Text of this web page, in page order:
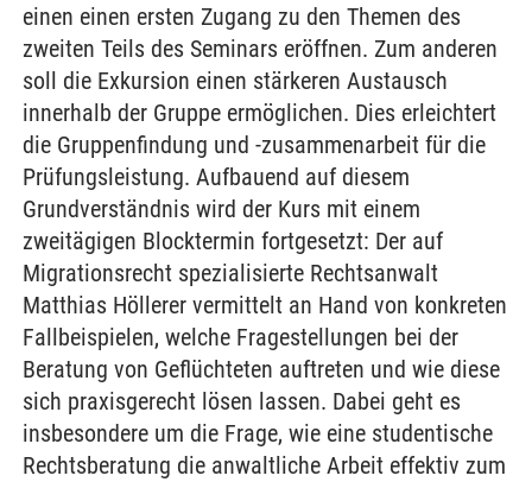
einen einen ersten Zugang zu den Themen des
zweiten Teils des Seminars eröffnen. Zum anderen
soll die Exkursion einen stärkeren Austausch
innerhalb der Gruppe ermöglichen. Dies erleichtert
die Gruppenfindung und -zusammenarbeit für die
Prüfungsleistung. Aufbauend auf diesem
Grundverständnis wird der Kurs mit einem
zweitägigen Blocktermin fortgesetzt: Der auf
Migrationsrecht spezialisierte Rechtsanwalt
Matthias Höllerer vermittelt an Hand von konkreten
Fallbeispielen, welche Fragestellungen bei der
Beratung von Geflüchteten auftreten und wie diese
sich praxisgerecht lösen lassen. Dabei geht es
insbesondere um die Frage, wie eine studentische
Rechtsberatung die anwaltliche Arbeit effektiv zum